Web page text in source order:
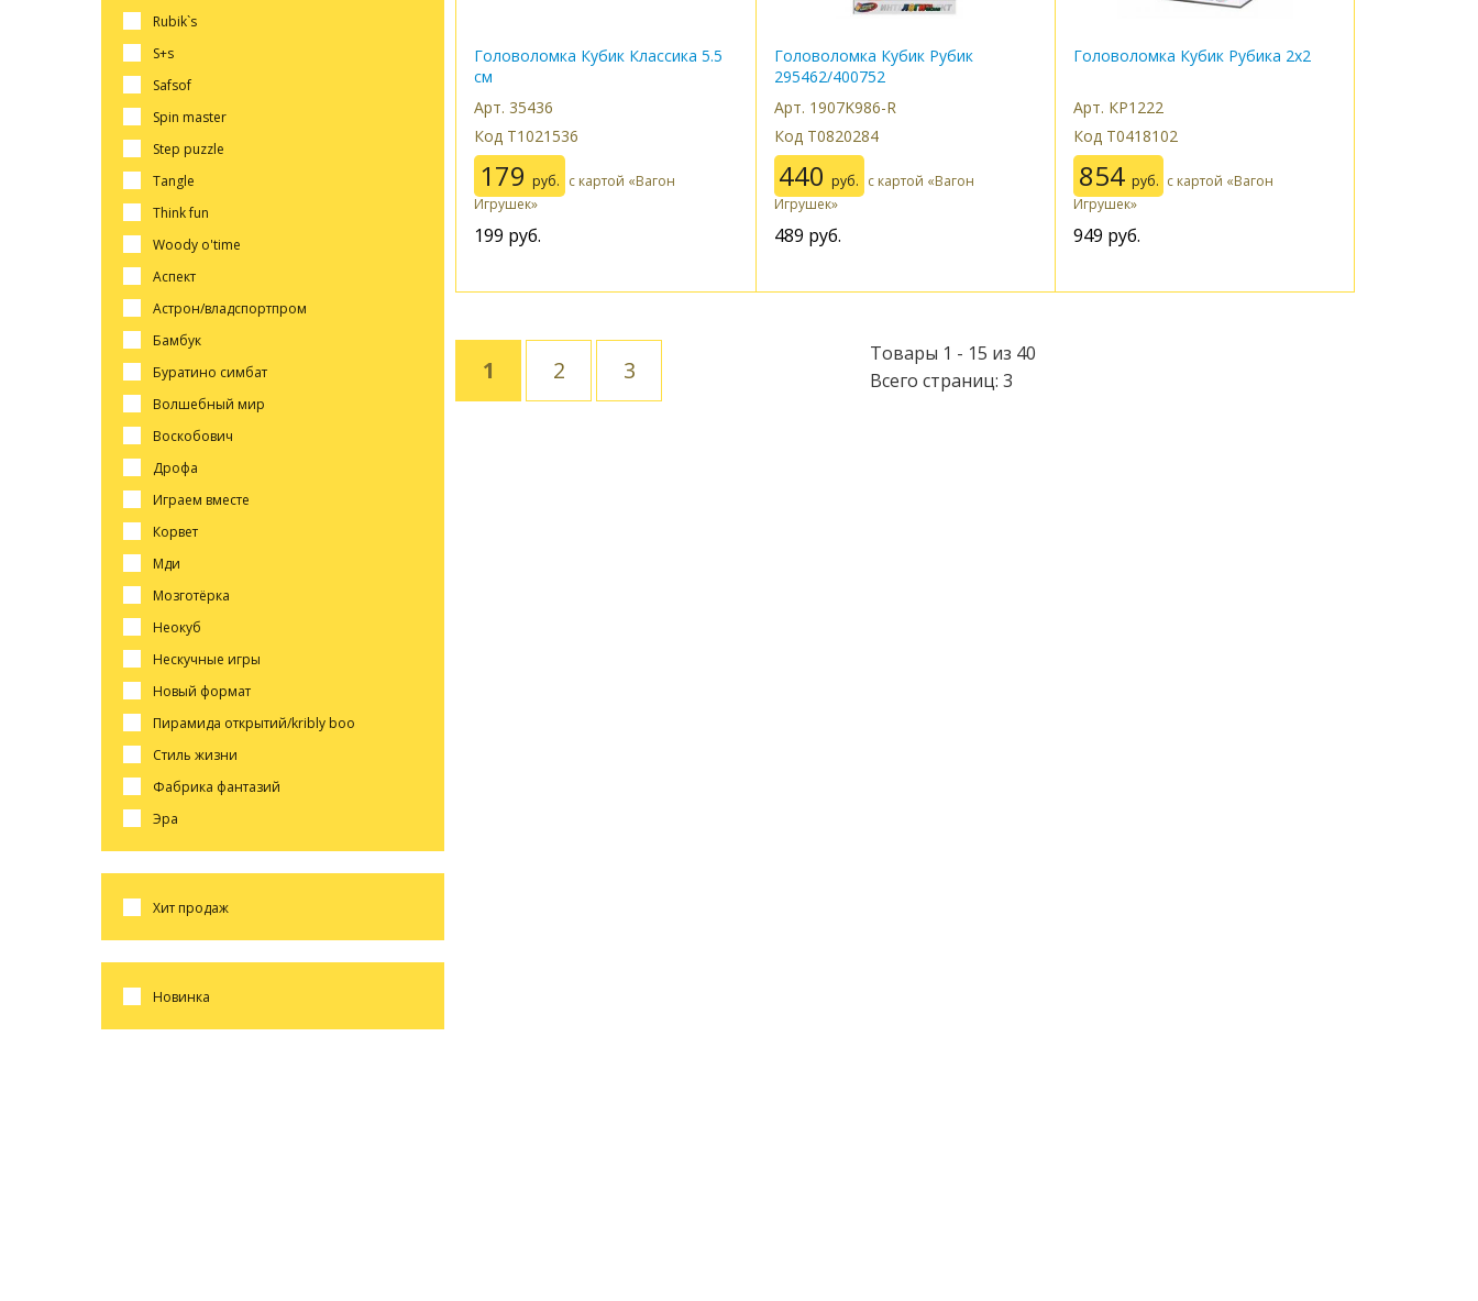
rubik`s
s+s
safsof
spin master
step puzzle
tangle
think fun
woody o'time
аспект
астрон/владспортпром
бамбук
буратино симбат
волшебный мир
воскобович
дрофа
играем вместе
корвет
мди
мозготёрка
неокуб
нескучные игры
новый формат
пирамида открытий/kribly boo
стиль жизни
фабрика фантазий
эра
хит продаж
новинка
Головоломка Кубик Классика 5.5
см
Арт. 35436
Код Т1021536
179 руб. с картой «Вагон
Игрушек»
199 руб.
Головоломка Кубик Рубик
295462/400752
Арт. 1907K986-R
Код Т0820284
440 руб. с картой «Вагон
Игрушек»
489 руб.
Головоломка Кубик Рубика 2х2
Арт. КР1222
Код Т0418102
854 руб. с картой «Вагон
Игрушек»
949 руб.
Товары 1 - 15 из 40
Всего страниц: 3
1 2 3